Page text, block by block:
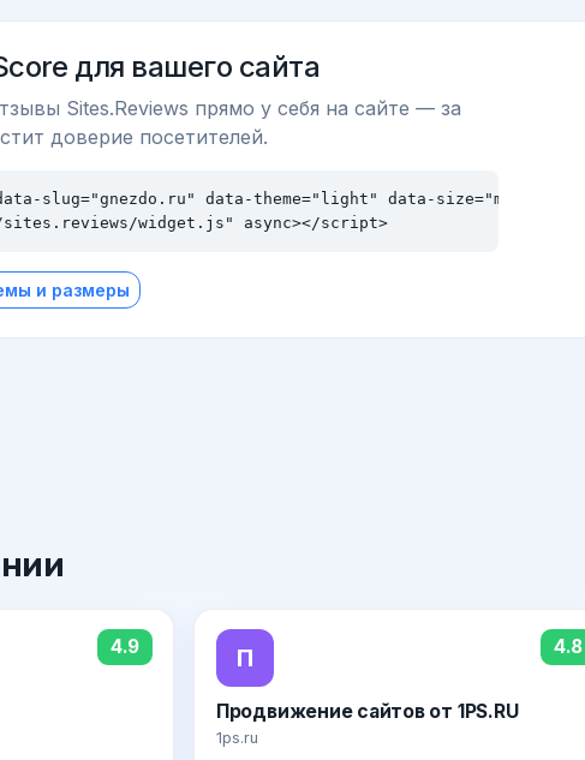
для вашего сайта
Sites.Reviews прямо у себя на сайте — за
доверие посетителей.
slug="gnezdo.ru" data-theme="light" data-size="md"></div>
widget.js" async></script>
и размеры
4.9 П 4.8
Продвижение сайтов от 1PS.RU
1ps.ru